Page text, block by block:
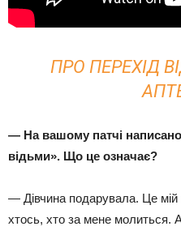
ПРО ПЕРЕХІД
— На вашому патчі
відьми». Що це означає?
— Дівчина подарувала. Це мій
хтось, хто за мене молиться.